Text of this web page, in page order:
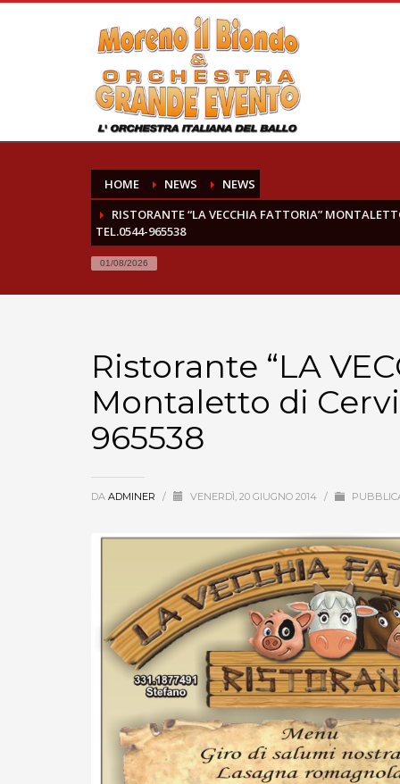
HOME NEWS
NEWS
RISTORANTE “LA VECCHIA FATTORIA”
TEL.0544-965538
01/08/2026
Ristorante “LA
Montaletto di
965538
DA ADMINER / VENERDÌ, 20 GIUGNO 2014 /